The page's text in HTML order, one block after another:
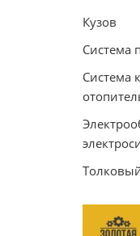
Кузов
Система
Система